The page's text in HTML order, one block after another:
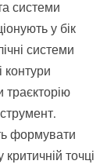
системи
у бік
системи
контури
формувати
точці